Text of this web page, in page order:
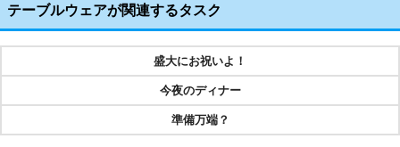
テーブルウェアが関連するタスク
盛大にお祝いよ！
今夜のディナー
準備万端？